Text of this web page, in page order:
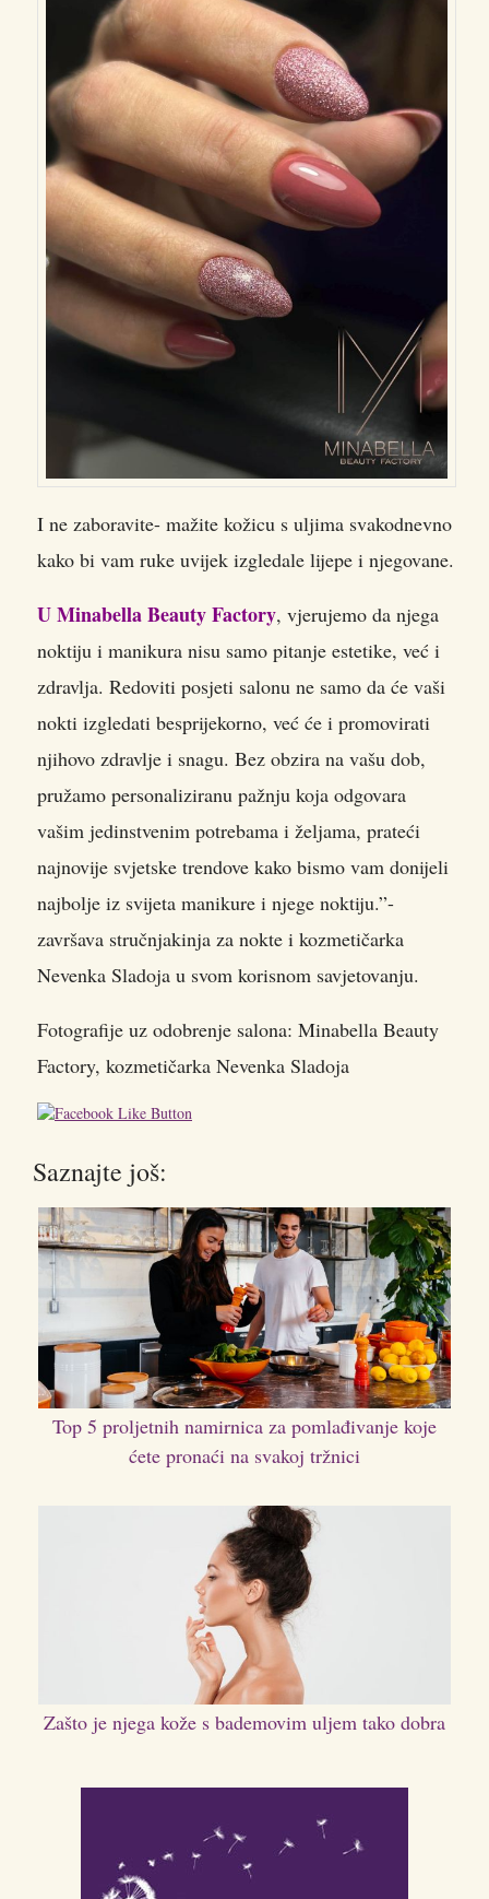
I ne zaboravite- mažite kožicu s uljima svakodnevno
kako bi vam ruke uvijek izgledale lijepe i njegovane.
U Minabella Beauty Factory, vjerujemo da njega
noktiju i manikura nisu samo pitanje estetike, već i
zdravlja. Redoviti posjeti salonu ne samo da će vaši
nokti izgledati besprijekorno, već će i promovirati
njihovo zdravlje i snagu. Bez obzira na vašu dob,
pružamo personaliziranu pažnju koja odgovara
vašim jedinstvenim potrebama i željama, prateći
najnovije svjetske trendove kako bismo vam donijeli
najbolje iz svijeta manikure i njege noktiju.”-
završava stručnjakinja za nokte i kozmetičarka
Nevenka Sladoja u svom korisnom savjetovanju.
Fotografije uz odobrenje salona: Minabella Beauty
Factory, kozmetičarka Nevenka Sladoja
Saznajte još:
Top 5 proljetnih namirnica za pomlađivanje koje
ćete pronaći na svakoj tržnici
Zašto je njega kože s bademovim uljem tako dobra